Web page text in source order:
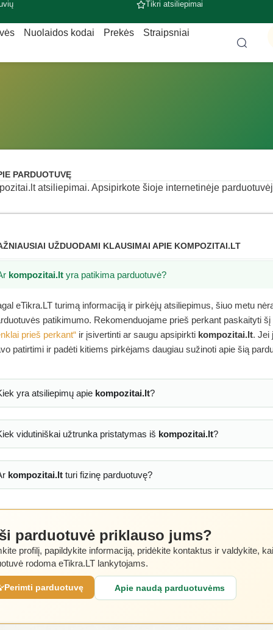
Tikri atsiliepimai
Nuolaidos kodai Prekės Straipsniai
PARDUOTUVĘ
atsiliepimai. Apsipirkote šioje internetinėje
UŽDUODAMI KLAUSIMAI APIE KOMPOZITAI.LT
kompozitai.lt yra patikima parduotuvė?
eTikra.LT turimą informaciją ir pirkėjų atsiliepimus, šiuo metu
patikimumo. Rekomenduojame prieš perkant paskaityti šį
prieš perkant“ ir įsivertinti ar saugu apsipirkti kompozitai.lt. Jei
patirtimi ir padėti kitiems pirkėjams daugiau sužinoti apie šią
yra atsiliepimų apie kompozitai.lt?
vidutiniškai užtrunka pristatymas iš kompozitai.lt?
kompozitai.ltturi fizinę parduotuvę?
parduotuvė priklauso jums?
profilį, papildykite informaciją, pridėkite kontaktus ir valdykite,
rodoma eTikra.LT lankytojams.
Perimti parduotuvę Apie naudą parduotuvėms